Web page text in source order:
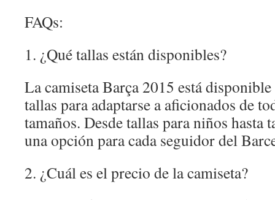
FAQs:
1. ¿Qué tallas están disponibles?
La camiseta Barça 2015 está
tallas para adaptarse a aficionados de
tamaños. Desde tallas para niños hasta
una opción para cada seguidor del
2. ¿Cuál es el precio de la camiseta?